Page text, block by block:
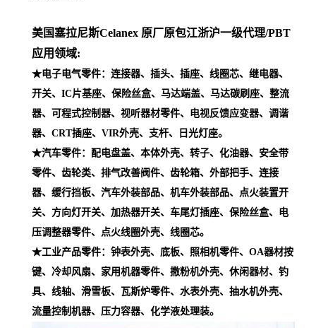
美国塞拉尼斯Celanex 原厂原包江浙沪一级代理/PBT
应用领域:
★电子电气零件：连接器、插头、插座、线圈芯、继电器、
开关、IC片基座、保险丝盒、马达端盖、马达碳刷座、整流
器、可程式控制器、视听器材零件、电视反馈应变器、调谐
器、CRT插座、VIR外壳、支杆、日光灯座。
★汽车零件：配电盘盖、本体外壳、转子、化油器、安全带
零件、齿轮类、排气改善阀件、齿轮箱、外部把手、连接
器、缓行挡板、汽车外装部品、机车外装部品、点火装置开
关、方向灯开关、加热器开关、车尾灯插座、保险丝盒、电
压调整器零件、点火线圈外壳、线圈芯。
★工业产品零件：钟表外壳、底板、照相机零件、OA器材按
键、冷却风扇、家用机器零件、撒粉机外壳、休闲器材、钓
具、线轴、滑雪板、瓦斯炉零件、水表外壳、抽水机外壳、
流量控制机器、压力容器、化学液处理装。